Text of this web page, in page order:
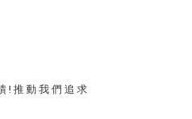
! 推 動 我 們 追 求